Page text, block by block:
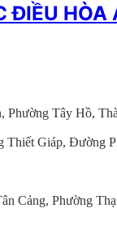
ĐIỀU
Phường Tây Hồ,
Giáp, Đường
Cảng, Phường